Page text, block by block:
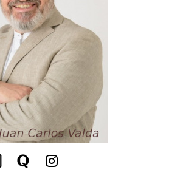
de rentabilidad y futuro.
gracias por tu comentario
pm
correo electrónico no será